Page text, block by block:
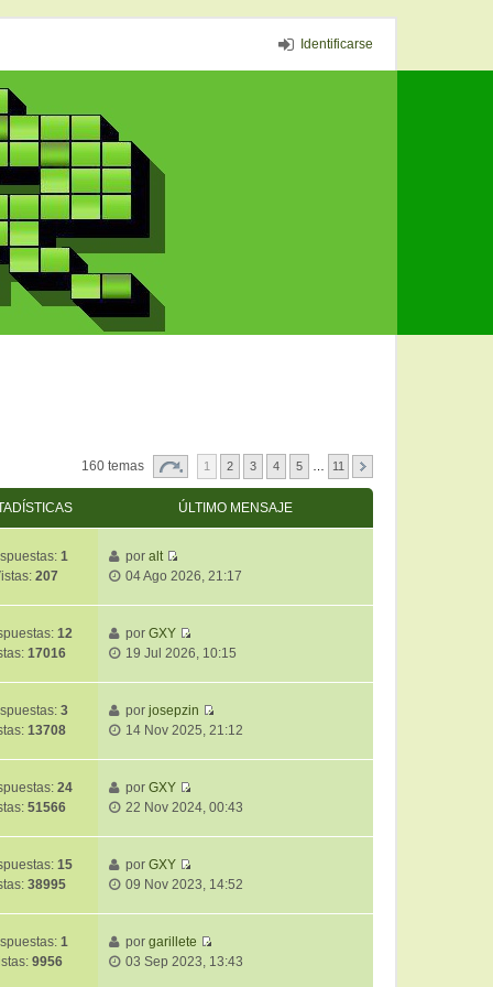
Identificarse
160 temas 1 2 3 4 5 11
ÚLTIMO MENSAJE
1
207
poralt
V
r
ú
l
m
o
n
s
e
04 Ago 2026, 21:17
12
17016
porGXY
V
r
ú
l
o
s
e
19 Jul 2026, 10:15
3
13708
porjosepzin
V
r
l
o
s
14 Nov 2025, 21:12
24
51566
porGXY
V
r
l
m
o
22 Nov 2024, 00:43
15
38995
porGXY
V
r
ú
l
09 Nov 2023, 14:52
1
9956
porgarillete
V
03 Sep 2023, 13:43